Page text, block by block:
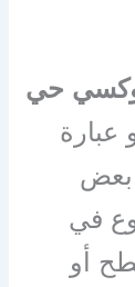
حي
عبارة
بعض
في
أو